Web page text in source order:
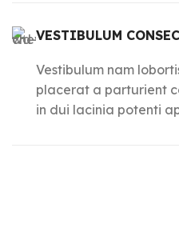
VESTIBULUM
Vestibulum nam
placerat a parturient
in dui lacinia potenti